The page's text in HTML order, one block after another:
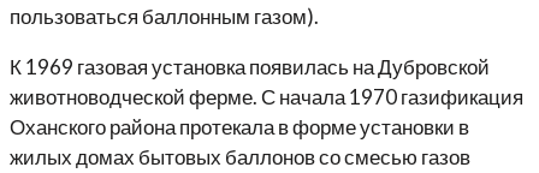
пользоваться баллонным газом).
К 1969 газовая установка появилась на Дубровской
животноводческой ферме. С начала 1970 газификация
Оханского района протекала в форме установки в
жилых домах бытовых баллонов со смесью газов